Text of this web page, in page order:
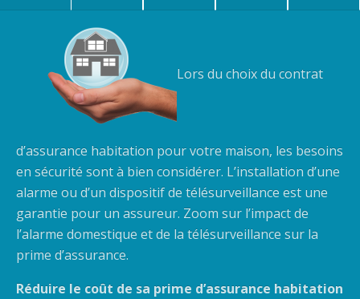
Lors du choix du contrat
d’assurance habitation pour votre maison, les besoins
en sécurité sont à bien considérer. L’installation d’une
alarme ou d’un dispositif de télésurveillance est une
garantie pour un assureur. Zoom sur l’impact de
l’alarme domestique et de la télésurveillance sur la
prime d’assurance.
Réduire le coût de sa prime d’assurance habitation